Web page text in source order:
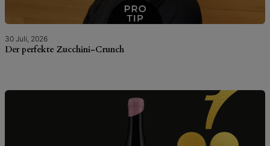
30 Juli, 2026
Der perfekte Zucchini-Crunch